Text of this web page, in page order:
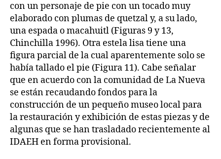
con un personaje de pie con un tocado muy
elaborado con plumas de quetzal y, a su lado,
una espada o macahuitl (Figuras 9 y 13,
Chinchilla 1996). Otra estela lisa tiene una
figura parcial de la cual aparentemente solo se
había tallado el pie (Figura 11). Cabe señalar
que en acuerdo con la comunidad de La Nueva
se están recaudando fondos para la
construcción de un pequeño museo local para
la restauración y exhibición de estas piezas y de
algunas que se han trasladado recientemente al
IDAEH en forma provisional.